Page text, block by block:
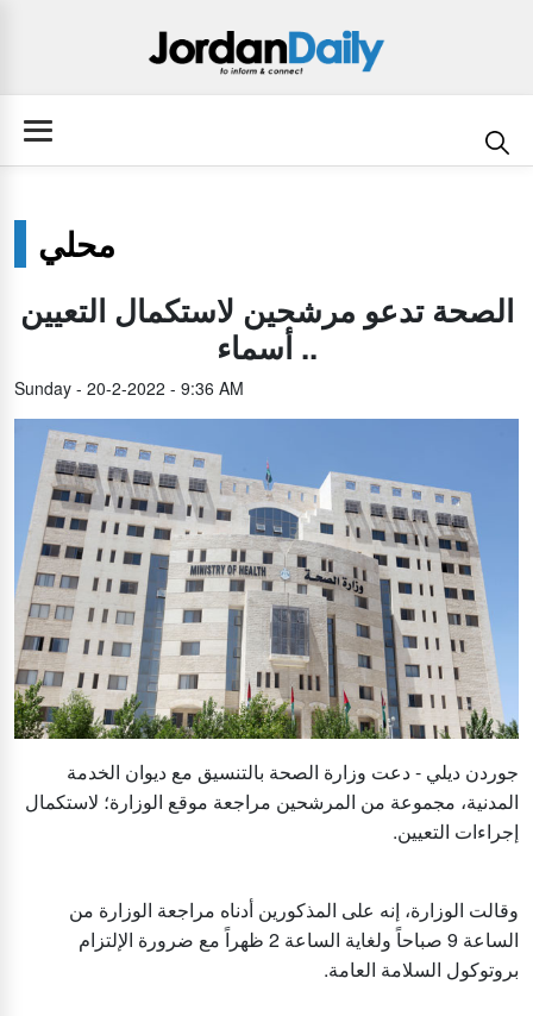
محلي
الصحة تدعو مرشحين لاستكمال التعيين
.. أسماء
Sunday - 20-2-2022 - 9:36 AM
جوردن ديلي - دعت وزارة الصحة بالتنسيق مع ديوان الخدمة
المدنية، مجموعة من المرشحين مراجعة موقع الوزارة؛ لاستكمال
إجراءات التعيين.
وقالت الوزارة، إنه على المذكورين أدناه مراجعة الوزارة من
الساعة 9 صباحاً ولغاية الساعة 2 ظهراً مع ضرورة الإلتزام
بروتوكول السلامة العامة.